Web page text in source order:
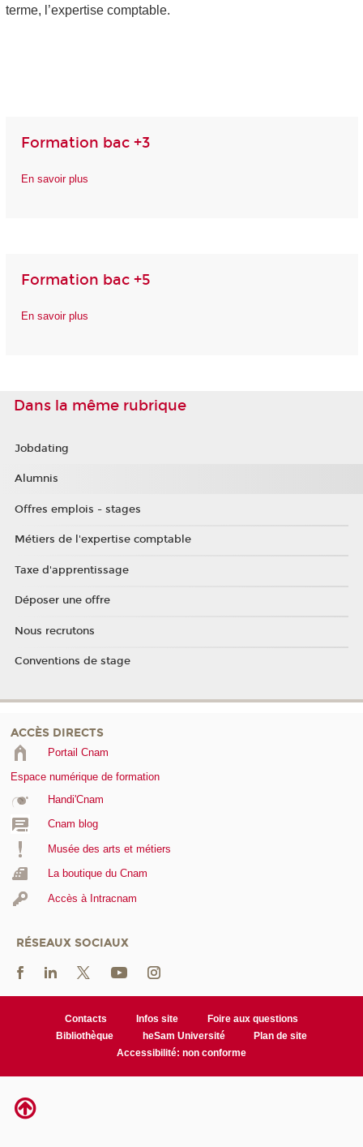
terme, l’expertise comptable.
Formation bac +3
En savoir plus
Formation bac +5
En savoir plus
Dans la même rubrique
Jobdating
Alumnis
Offres emplois - stages
Métiers de l'expertise comptable
Taxe d'apprentissage
Déposer une offre
Nous recrutons
Conventions de stage
ACCÈS DIRECTS
Portail Cnam
Espace numérique de formation
Handi'Cnam
Cnam blog
Musée des arts et métiers
La boutique du Cnam
Accès à Intracnam
RÉSEAUX SOCIAUX
Contacts Infos site
Foire aux questions
Bibliothèque
heSam Université
Plan de site
Accessibilité: non conforme